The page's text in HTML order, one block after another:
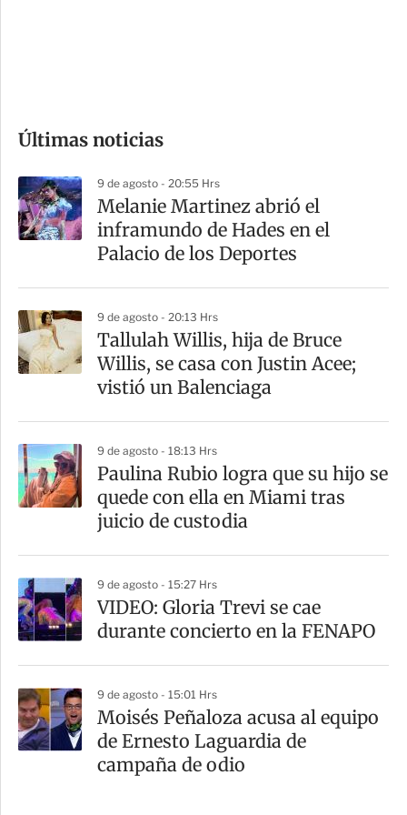
m
a
r
t
Últimas noticias
9 de agosto - 20:55 Hrs
Melanie Martinez abrió el
inframundo de Hades en el
Palacio de los Deportes
9 de agosto - 20:13 Hrs
Tallulah Willis, hija de Bruce
Willis, se casa con Justin Acee;
vistió un Balenciaga
9 de agosto - 18:13 Hrs
Paulina Rubio logra que su hijo se
quede con ella en Miami tras
juicio de custodia
9 de agosto - 15:27 Hrs
VIDEO: Gloria Trevi se cae
durante concierto en la FENAPO
9 de agosto - 15:01 Hrs
Moisés Peñaloza acusa al equipo
de Ernesto Laguardia de
campaña de odio